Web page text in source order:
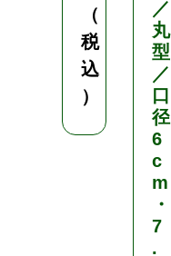
（
税
込
）
／
丸
型
／
口
径
6
c
m
・
7
.